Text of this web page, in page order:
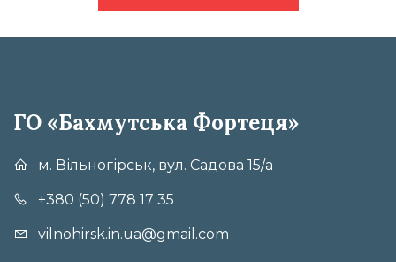
ГО «Бахмутська Фортеця»
м. Вільногірськ, вул. Садова 15/а
+380 (50) 778 17 35
vilnohirsk.in.ua@gmail.com